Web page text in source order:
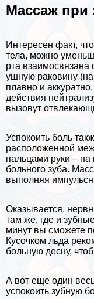
Массаж при
Интересен факт,
тела, можно
рта
ушную paковину (на
плавно и
действия
вызовут
Успокоить боль
расположенной
пальцами руки –
больного зуба.
выполняя
Оказывается,
там же, где и
минут вы сможете
Кусочком льда
больную десну,
А вот еще один
успокоить зубную